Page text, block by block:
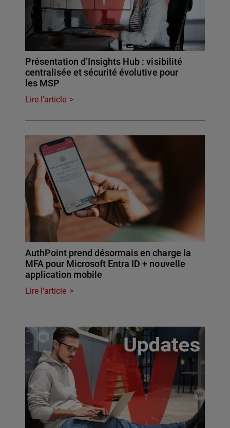
Présentation d’Insights Hub : visibilité
centralisée et sécurité évolutive pour
les MSP
Lire l'article
AuthPoint prend désormais en charge la
MFA pour Microsoft Entra ID + nouvelle
application mobile
Lire l'article